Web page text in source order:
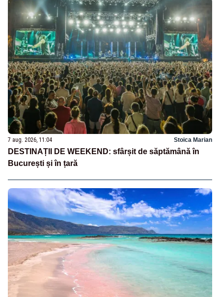
7 aug. 2026, 11:04 Stoica Marian
DESTINAȚII DE WEEKEND: sfârșit de săptămână în
București și în țară